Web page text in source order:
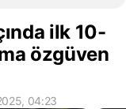
ilk 10-
özgüven
04:23